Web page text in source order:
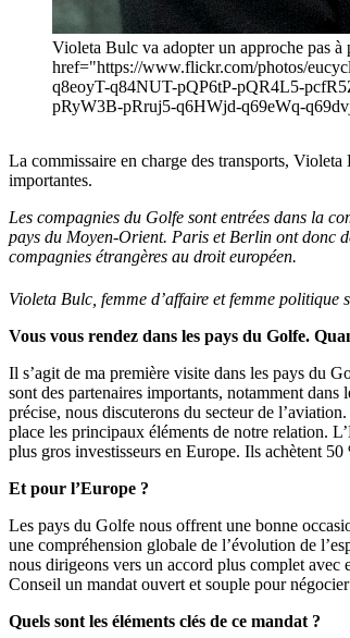
Violeta Bulc va adopter un approche pas à
href="https://www.flickr.com/photos/
q8eoyT-q84NUT-pQP6tP-pQR4L5-
pRyW3B-pRruj5-q6HWjd-q69eWq-
La commissaire en charge des transports,
importantes.
Les compagnies du Golfe sont entrées dans la
pays du Moyen-Orient. Paris et Berlin ont donc
compagnies étrangères au droit européen.
Violeta Bulc, femme d’affaire et femme politique
Vous vous rendez dans les pays du Golfe.
Il s’agit de ma première visite dans les pays du
sont des partenaires importants, notamment
précise, nous discuterons du secteur de
place les principaux éléments de notre relation.
plus gros investisseurs en Europe. Ils achètent
Et pour l’Europe ?
Les pays du Golfe nous offrent une bonne
une compréhension globale de l’évolution de
nous dirigeons vers un accord plus complet avec
Conseil un mandat ouvert et souple pour
Quels sont les éléments clés de ce mandat ?